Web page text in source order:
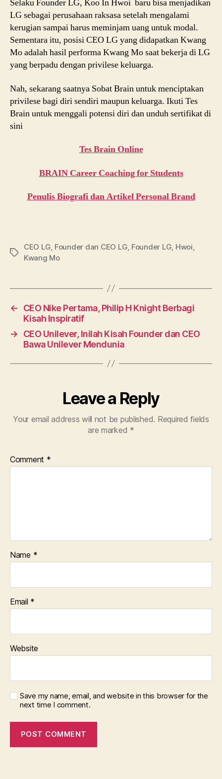
Selaku Founder LG, Koo In Hwoi baru bisa menjadikan
LG sebagai perusahaan raksasa setelah mengalami
kerugian sampai harus meminjam uang untuk modal.
Sementara itu, posisi CEO LG yang didapatkan Kwang
Mo adalah hasil performa Kwang Mo saat bekerja di LG
yang berpadu dengan privilese keluarga.
Nah, sekarang saatnya Sobat Brain untuk menciptakan
privilese bagi diri sendiri maupun keluarga. Ikuti Tes
Brain untuk menggali potensi diri dan unduh sertifikat di
sini
Tes Brain Online
BRAIN Career Coaching for Students
Penulis Biografi dan Artikel Personal Brand
Tags
CEO LG Founder dan CEO LG Founder LG Hwoi
Kwang Mo
←
CEO Nike Pertama, Philip H Knight Berbagi
Kisah Inspiratif
→
CEO Unilever, Inilah Kisah Founder dan CEO
Bawa Unilever Mendunia
Leave a Reply
Your email address will not be published. Required fields
are marked *
Comment *
Name *
Email *
Website
Save my name, email, and website in this browser for the
next time I comment.